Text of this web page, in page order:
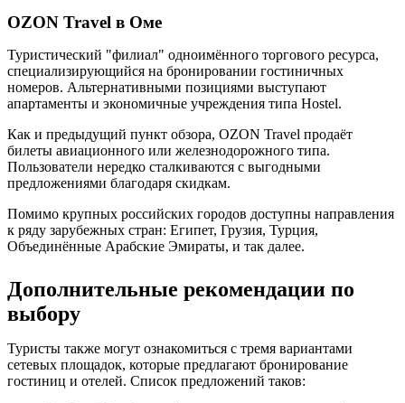
OZON Travel в Оме
Туристический "филиал" одноимённого торгового ресурса,
специализирующийся на бронировании гостиничных
номеров. Альтернативными позициями выступают
апартаменты и экономичные учреждения типа Hostel.
Как и предыдущий пункт обзора, OZON Travel продаёт
билеты авиационного или железнодорожного типа.
Пользователи нередко сталкиваются с выгодными
предложениями благодаря скидкам.
Помимо крупных российских городов доступны направления
к ряду зарубежных стран: Египет, Грузия, Турция,
Объединённые Арабские Эмираты, и так далее.
Дополнительные рекомендации по
выбору
Туристы также могут ознакомиться с тремя вариантами
сетевых площадок, которые предлагают бронирование
гостиниц и отелей. Список предложений таков: